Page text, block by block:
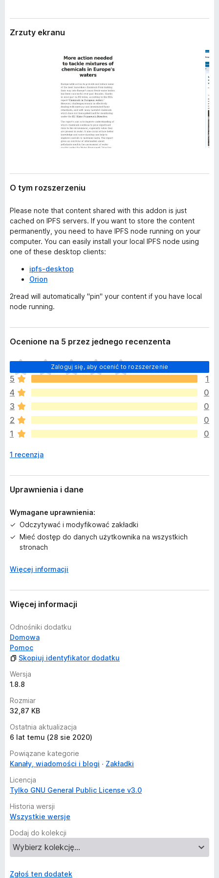
r
F
i
e
o
x
n
Zrzuty ekranu
O tym rozszerzeniu
Please note that content shared with this addon is just
cached on IPFS servers. If you want to store the content
permanently, you need to have IPFS node running on your
computer. You can easily install your local IPFS node using
one of these desktop clients:
ipfs-desktop
Orion
2read will automatically "pin" your content if you have local
node running.
Ocenione na 5 przez jednego recenzenta
Zaloguj się, aby ocenić to rozszerzenie
N
i
e
m
a
e
s
c
e
o
e
5
1
4
0
3
0
2
0
1
0
1 recenzja
Uprawnienia i dane
Wymagane uprawnienia:
Odczytywać i modyfikować zakładki
Mieć dostęp do danych użytkownika na wszystkich
stronach
Więcej informacji
Więcej informacji
Odnośniki dodatku
Domowa
Pomoc
Skopiuj identyfikator dodatku
Wersja
1.8.8
Rozmiar
32,87 KB
Ostatnia aktualizacja
6 lat temu (28 sie 2020)
Powiązane kategorie
Kanały, wiadomości i blogi
Zakładki
Licencja
Tylko GNU General Public License v3.0
Historia wersji
Wszystkie wersje
Dodaj do kolekcji
Zgłoś ten dodatek